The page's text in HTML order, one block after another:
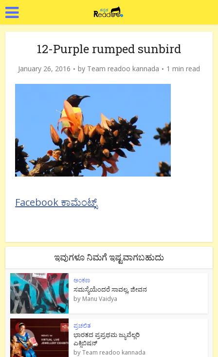
12-Purple rumped sunbird
January 26, 2016 by Team readoo kannada 1 min read
Facebook ಕಾಮೆಂಟ್ಸ್
ಇವುಗಳೂ ನಿಮಗೆ ಇಷ್ಟವಾಗಬಹುದು
ಅಂಕಣ
ಸಮಸ್ಯೆಯೆಂದರೆ ಸಾವಲ್ಲ, ಜೀವನ
by Manu Vaidya
ಪ್ರಚಲಿತ
ಭಾರತದ ಪ್ರಪ್ರಥಮ ಜ್ಯುವೆಲ್ಲರಿ
ಎಕ್ಸಿಬಿಷನ್
byTeam readoo kannada